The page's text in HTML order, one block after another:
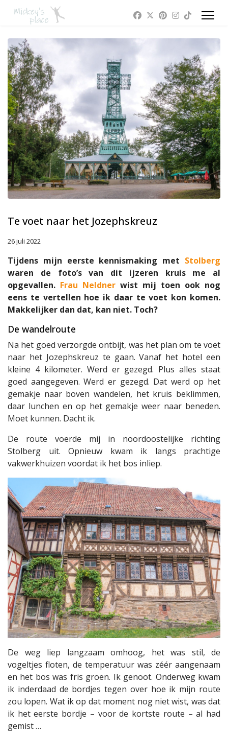
Te voet naar het Jozephskreuz
26 juli 2022
Tijdens mijn eerste kennismaking met Stolberg
waren de foto’s van dit ijzeren kruis me al
opgevallen. Frau Neldner wist mij toen ook nog
eens te vertellen hoe ik daar te voet kon komen.
Makkelijker dan dat, kan niet. Toch?
De wandelroute
Na het goed verzorgde ontbijt, was het plan om te voet
naar het Jozephskreuz te gaan. Vanaf het hotel een
kleine 4 kilometer. Werd er gezegd. Plus alles staat
goed aangegeven. Werd er gezegd. Dat werd op het
gemakje naar boven wandelen, het kruis beklimmen,
daar lunchen en op het gemakje weer naar beneden.
Moet kunnen. Dacht ik.
De route voerde mij in noordoostelijke richting
Stolberg uit. Opnieuw kwam ik langs prachtige
vakwerkhuizen voordat ik het bos inliep.
De weg liep langzaam omhoog, het was stil, de
vogeltjes floten, de temperatuur was zéér aangenaam
en het bos was fris groen. Ik genoot. Onderweg kwam
ik inderdaad de bordjes tegen over hoe ik mijn route
zou lopen. Wat ik op dat moment nog niet wist, was dat
ik het eerste bordje – voor de kortste route – al had
gemist …